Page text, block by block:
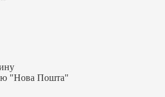
"Нова Пошта"